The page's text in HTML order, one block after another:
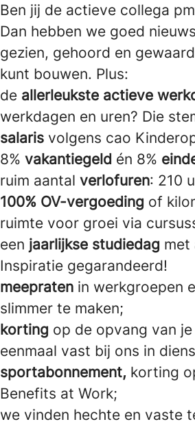
Ben jij de actieve collega
Dan hebben we goed
gezien, gehoord en
kunt bouwen. Plus:
de allerleukste actieve
werkdagen en uren? Die
salaris volgens cao
8% vakantiegeld én 8%
ruim aantal verlofuren: 210
100% OV-vergoeding of
ruimte voor groei via
een jaarlijkse studiedag met
Inspiratie gegarandeerd!
meepraten in werkgroepen
slimmer te maken;
korting op de opvang van
eenmaal vast bij ons in
sportabonnement, korting
Benefits at Work;
we vinden hechte en vaste